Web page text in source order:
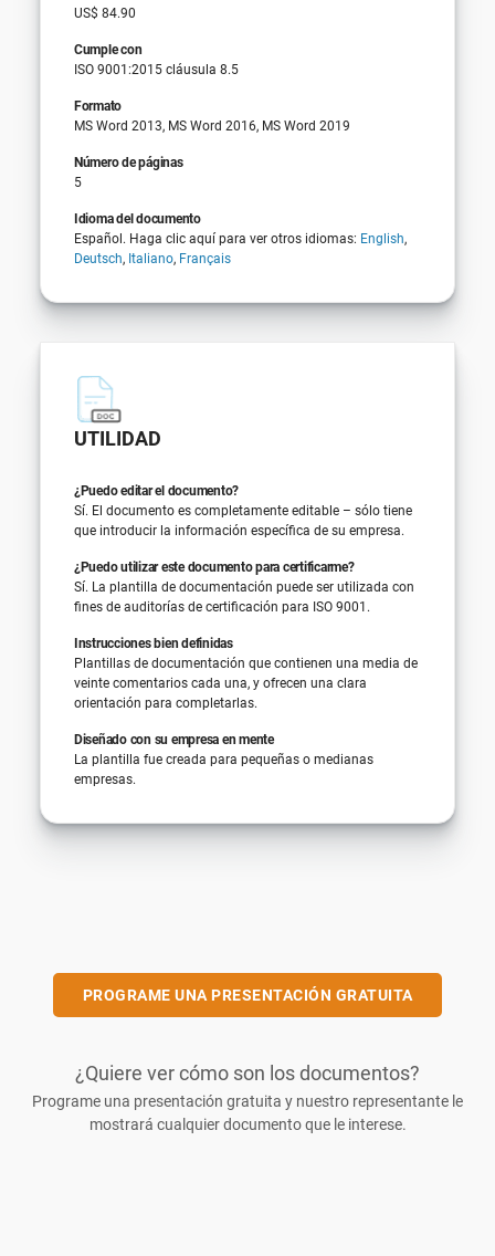
US$ 84.90
Cumple con
ISO 9001:2015 cláusula 8.5
Formato
MS Word 2013, MS Word 2016, MS Word 2019
Número de páginas
5
Idioma del documento
Español. Haga clic aquí para ver otros idiomas: English,
Deutsch, Italiano, Français
UTILIDAD
¿Puedo editar el documento?
Sí. El documento es completamente editable – sólo tiene
que introducir la información específica de su empresa.
¿Puedo utilizar este documento para certificarme?
Sí. La plantilla de documentación puede ser utilizada con
fines de auditorías de certificación para ISO 9001.
Instrucciones bien definidas
Plantillas de documentación que contienen una media de
veinte comentarios cada una, y ofrecen una clara
orientación para completarlas.
Diseñado con su empresa en mente
La plantilla fue creada para pequeñas o medianas
empresas.
PROGRAME UNA PRESENTACIÓN GRATUITA
¿Quiere ver cómo son los documentos?
Programe una presentación gratuita y nuestro representante le
mostrará cualquier documento que le interese.